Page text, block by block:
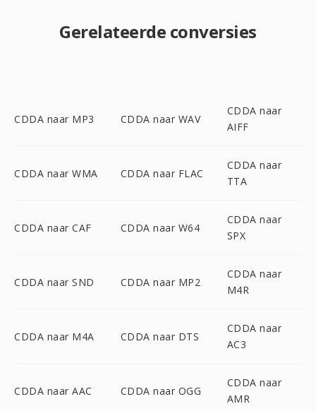
Gerelateerde conversies
CDDA naar MP3 CDDA naar WAV
CDDA naar
AIFF
CDDA naar WMA CDDA naar FLAC
CDDA naar
TTA
CDDA naar CAF CDDA naar W64
CDDA naar
SPX
CDDA naar SND CDDA naar MP2
CDDA naar
M4R
CDDA naar M4A CDDA naar DTS
CDDA naar
AC3
CDDA naar AAC CDDA naar OGG
CDDA naar
AMR